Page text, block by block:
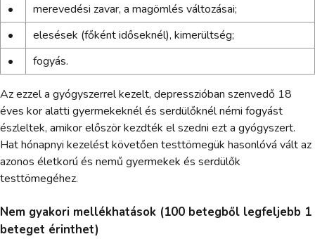
•
merevedési zavar, a magömlés változásai;
•
elesések (főként időseknél), kimerültség;
•
fogyás.
Az ezzel a gyógyszerrel kezelt, depresszióban szenvedő 18
éves kor alatti gyermekeknél és serdülőknél némi fogyást
észleltek, amikor először kezdték el szedni ezt a gyógyszert.
Hat hónapnyi kezelést követően testtömegük hasonlóvá vált az
azonos életkorú és nemű gyermekek és serdülők
testtömegéhez.
Nem gyakori mellékhatások (100 betegből legfeljebb 1
beteget érinthet)